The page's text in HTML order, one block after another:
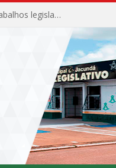
Câmara Municipal de Jacundá abre oficialmente os trabalhos legislativos de 2026